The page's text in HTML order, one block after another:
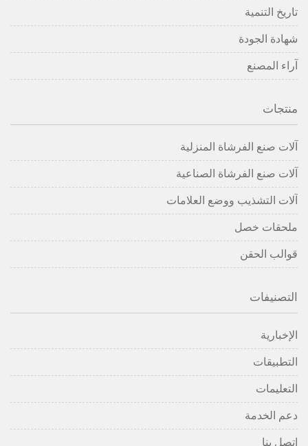
تاريخ التنمية
شهادة الجودة
آراء المصنع
منتجات
آلات صنع الفرشاة المنزلية
آلات صنع الفرشاة الصناعية
آلات التشذيب ووضع العلامات
ملحقات خصل
قوالب الحقن
التصنيفات
الإخبارية
التطبيقات
التعليمات
دعم الخدمة
اتصل بنا